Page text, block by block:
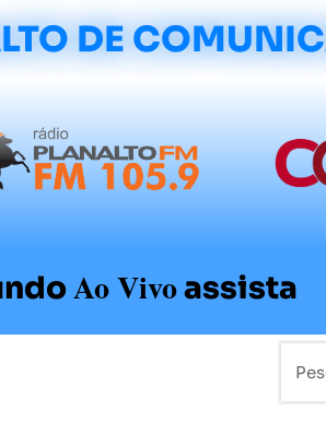
DE
Ao Vivoassista